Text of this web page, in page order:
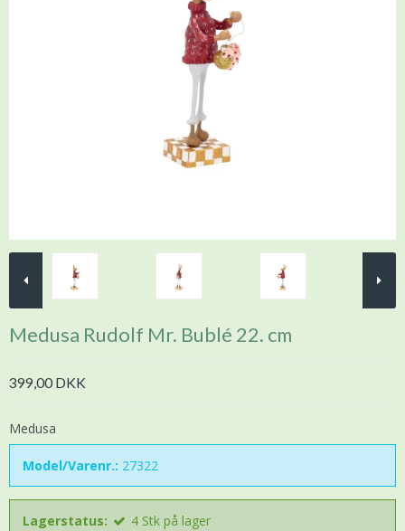
Medusa Rudolf Mr. Bublé 22. cm
399,00 DKK
Medusa
Model/Varenr.: 27322
Lagerstatus: 4 Stk på lager